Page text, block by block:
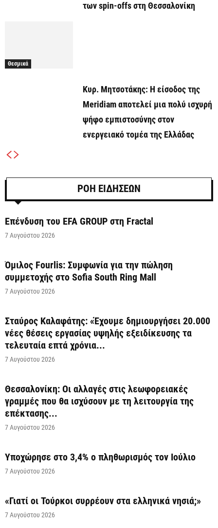
των spin-offs στη Θεσσαλονίκη
Θεσμικά
Κυρ. Μητσοτάκης: Η είσοδος της
Meridiam αποτελεί μια πολύ ισχυρή
ψήφο εμπιστοσύνης στον
ενεργειακό τομέα της Ελλάδας
ΡΟΗ ΕΙΔΗΣΕΩΝ
Επένδυση του EFA GROUP στη Fractal
7 Αυγούστου 2026
Όμιλος Fourlis: Συμφωνία για την πώληση
συμμετοχής στο Sofia South Ring Mall
7 Αυγούστου 2026
Σταύρος Καλαφάτης: «Έχουμε δημιουργήσει 20.000
νέες θέσεις εργασίας υψηλής εξειδίκευσης τα
τελευταία επτά χρόνια...
7 Αυγούστου 2026
Θεσσαλονίκη: Οι αλλαγές στις λεωφορειακές
γραμμές που θα ισχύσουν με τη λειτουργία της
επέκτασης...
7 Αυγούστου 2026
Υποχώρησε στο 3,4% ο πληθωρισμός τον Ιούλιο
7 Αυγούστου 2026
«Γιατί οι Τούρκοι συρρέουν στα ελληνικά νησιά;»
7 Αυγούστου 2026